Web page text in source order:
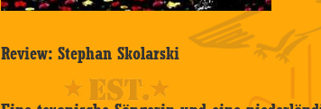
Review: Stephan Skolarski